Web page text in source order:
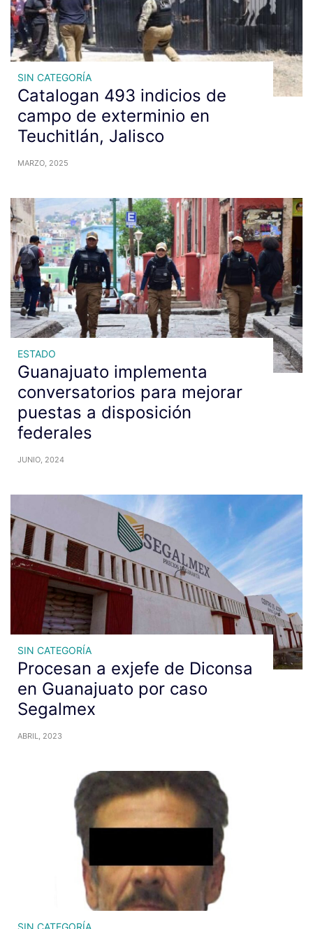
SIN CATEGORÍA
Catalogan 493 indicios de
campo de exterminio en
Teuchitlán, Jalisco
MARZO, 2025
ESTADO
Guanajuato implementa
conversatorios para mejorar
puestas a disposición
federales
JUNIO, 2024
SIN CATEGORÍA
Procesan a exjefe de Diconsa
en Guanajuato por caso
Segalmex
ABRIL, 2023
SIN CATEGORÍA